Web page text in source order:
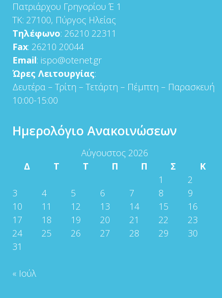
Πατριάρχου Γρηγορίου Έ 1
ΤΚ: 27100, Πύργος Ηλείας
Τηλέφωνο: 26210 22311
Fax: 26210 20044
Email: ispo@otenet.gr
Ώρες Λειτουργίας:
Δευτέρα – Τρίτη – Τετάρτη – Πέμπτη – Παρασκευή
10:00-15:00
Ημερολόγιο Ανακοινώσεων
Αύγουστος 2026
Δ
Τ Τ Π Π Σ
Κ
1
2
3
4 5 6 7 8
9
10
11 12 13 14 15
16
17
18 19 20 21 22
23
24
25 26 27 28 29
30
31
« Ιούλ